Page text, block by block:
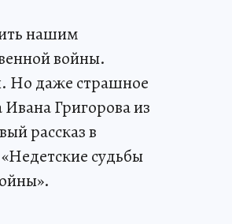
нашим
войны.
Но даже страшное
Григорова из
рассказ в
судьбы